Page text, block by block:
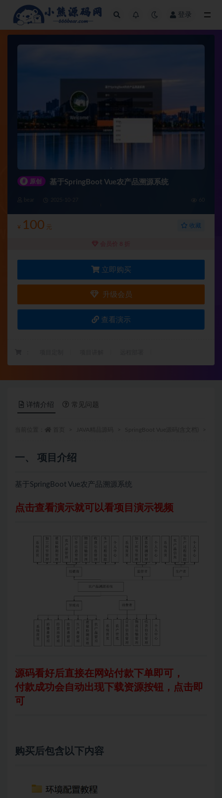
登录
# 原创 基于SpringBoot Vue农产品溯源系统
¥ 100 元 收藏
会员价 8 折
立即购买
升级会员
查看演示
详情介绍 常见问题
一、 项目介绍
基于SpringBoot Vue农产品溯源系统
点击查看演示就可以看项目演示视频
源码看好后直接在网站付款下单即可，
付款成功会自动出现下载资源按钮，点击即
可
购买后包含以下内容